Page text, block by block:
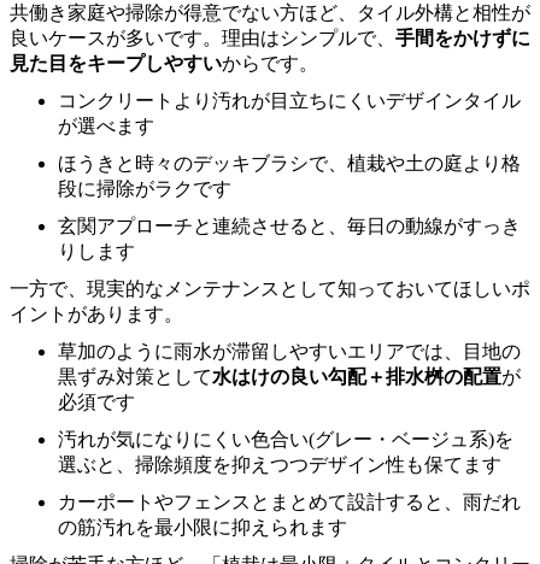
共働き家庭や掃除が得意でない方ほど、タイル外構と相性が
良いケースが多いです。理由はシンプルで、 手間をかけずに
見た目をキープしやすいからです。
コンクリートより汚れが目立ちにくいデザインタイル
が選べます
ほうきと時々のデッキブラシで、植栽や土の庭より格
段に掃除がラクです
玄関アプローチと連続させると、毎日の動線がすっき
りします
一方で、現実的なメンテナンスとして知っておいてほしいポ
イントがあります。
草加のように雨水が滞留しやすいエリアでは、目地の
黒ずみ対策として水はけの良い勾配＋排水桝の配置が
必須です
汚れが気になりにくい色合い(グレー・ベージュ系)を
選ぶと、掃除頻度を抑えつつデザイン性も保てます
カーポートやフェンスとまとめて設計すると、雨だれ
の筋汚れを最小限に抑えられます